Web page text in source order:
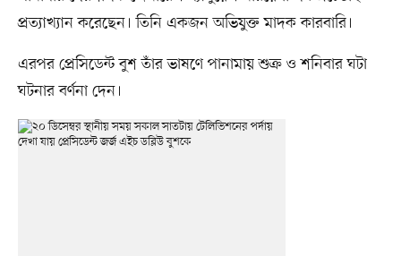
প্রত্যাখ্যান করেছেন। তিনি একজন অভিযুক্ত মাদক কারবারি।
এরপর প্রেসিডেন্ট বুশ তাঁর ভাষণে পানামায় শুক্র ও শনিবার ঘটা
ঘটনার বর্ণনা দেন।